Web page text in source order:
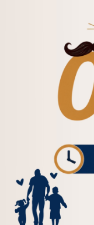
抽取